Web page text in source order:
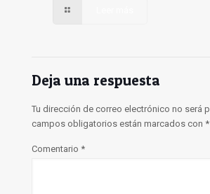
Deja una respuesta
Tu dirección de correo electrónico no será
campos obligatorios están marcados con *
Comentario *